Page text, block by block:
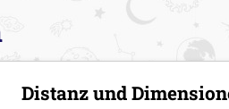
Distanz und